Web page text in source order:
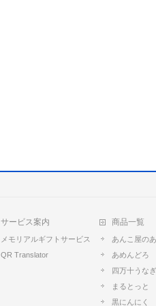
サービス案内
メモリアルギフトサービス
QR Translator
商品一覧
あんこ屋の
あめんどろ
四万十うなぎ
まるとっと
黒にんにく